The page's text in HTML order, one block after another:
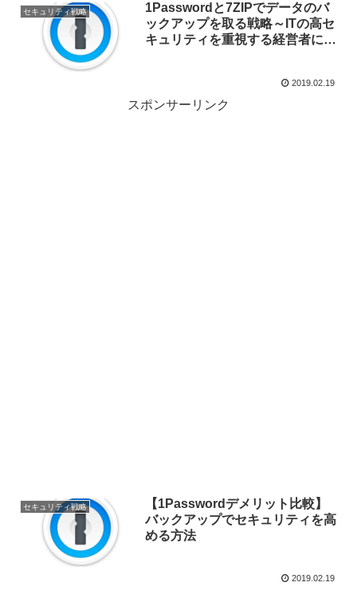
セキュリティ戦略
1Passwordと7ZIPでデータのバ
ックアップを取る戦略～ITの高セ
キュリティを重視する経営者にお
2019.02.19
スポンサーリンク
セキュリティ戦略
【1Passwordデメリット比較】
バックアップでセキュリティを高
める方法
2019.02.19